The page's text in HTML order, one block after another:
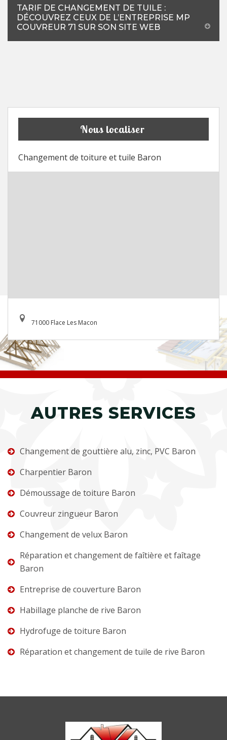
TARIF DE CHANGEMENT DE TUILE :
DÉCOUVREZ CEUX DE L’ENTREPRISE MP
COUVREUR 71 SUR SON SITE WEB
Nous localiser
Changement de toiture et tuile Baron
71000 Flace Les Macon
AUTRES SERVICES
Changement de gouttière alu, zinc, PVC Baron
Charpentier Baron
Démoussage de toiture Baron
Couvreur zingueur Baron
Changement de velux Baron
Réparation et changement de faîtière et faîtage
Baron
Entreprise de couverture Baron
Habillage planche de rive Baron
Hydrofuge de toiture Baron
Réparation et changement de tuile de rive Baron